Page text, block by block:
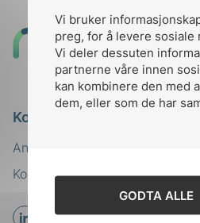
Vi bruker
preg, for å levere
Vi deler dessuten
partnerne våre innen
kan kombinere den med
dem, eller som de har
GODTA ALLE
Kontakt oss
Ansatte
Kontakt